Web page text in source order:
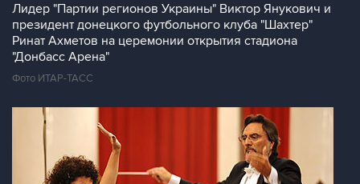
Лидер "Партии регионов Украины" Виктор Янукович и
президент донецкого футбольного клуба "Шахтер"
Ринат Ахметов на церемонии открытия стадиона
"Донбасс Арена"
Фото ИТАР-ТАСС